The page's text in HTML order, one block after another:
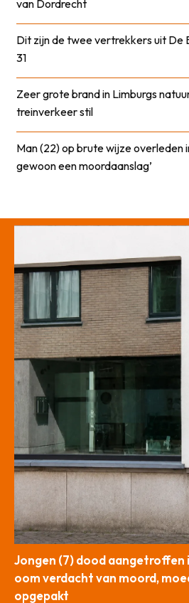
van Dordrecht
Dit zijn de twee vertrekkers uit De
31
Zeer grote brand in Limburgs
treinverkeer stil
Man (22) op brute wijze overleden
gewoon een moordaanslag’
Jongen (7) dood
oom verdacht van moord,
opgepakt